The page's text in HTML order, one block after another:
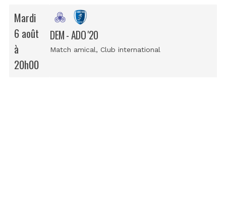
Mardi
6 août
à
20h00
DEM - ADO '20
Match amical, Club international